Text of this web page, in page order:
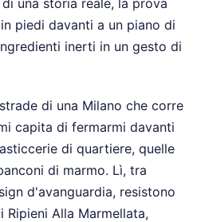
una storia reale, la prova
piedi davanti a un piano di
inerti in un gesto di
di una Milano che corre
capita di fermarmi davanti
di quartiere, quelle
di marmo. Lì, tra
d'avanguardia, resistono
Alla Marmellata,